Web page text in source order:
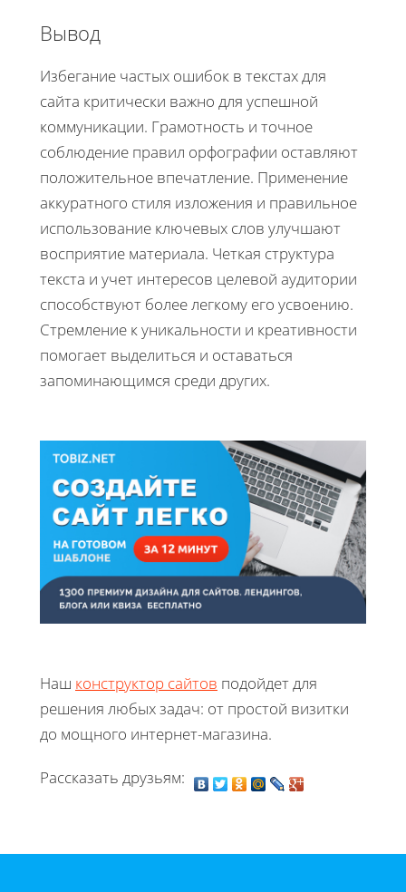
Вывод
Избегание частых ошибок в текстах для
сайта критически важно для успешной
коммуникации. Грамотность и точное
соблюдение правил орфографии оставляют
положительное впечатление. Применение
аккуратного стиля изложения и правильное
использование ключевых слов улучшают
восприятие материала. Четкая структура
текста и учет интересов целевой аудитории
способствуют более легкому его усвоению.
Стремление к уникальности и креативности
помогает выделиться и оставаться
запоминающимся среди других.
Наш конструктор сайтов подойдет для
решения любых задач: от простой визитки
до мощного интернет-магазина.
Рассказать друзьям: